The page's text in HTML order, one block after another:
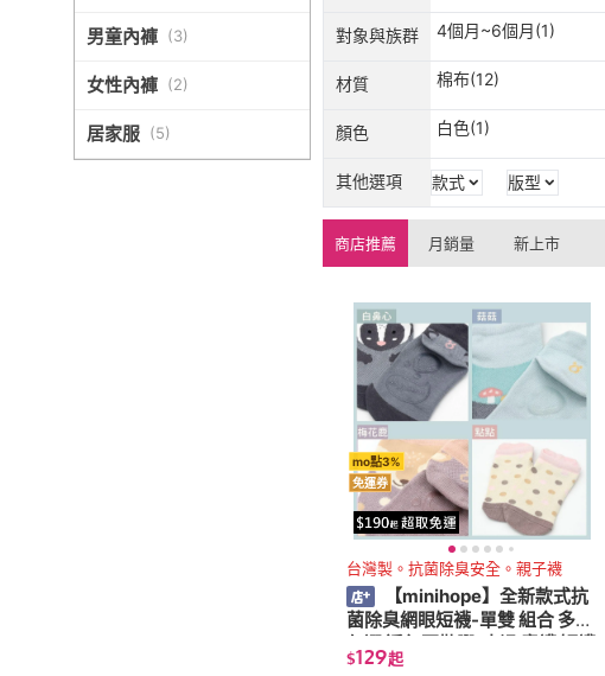
男童內褲 (3)
女性內褲 (2)
居家服 (5)
對象與族群 4個月~6個月(1)
材質 棉布(12)
顏色 白色(1)
其他選項 款式 版型
商店推薦 月銷量 新上市
mo點3%
免運券
台灣製。抗菌除臭安全。親子襪
【minihope】全新款式抗
菌除臭網眼短襪-單雙 組合 多款
任選 透氣不勒腳(止滑 童襪 短襪
抗菌襪 除臭襪)
$129起